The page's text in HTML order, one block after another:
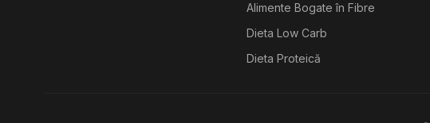
Alimente Bogate în Fibre
Dieta Low Carb
Dieta Proteică